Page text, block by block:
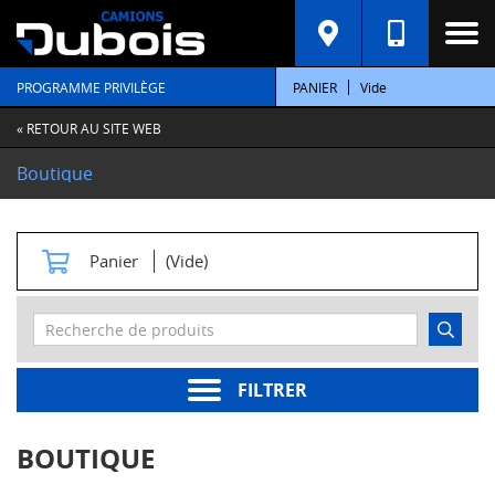
PROGRAMME PRIVILÈGE PANIER Vide
« RETOUR AU SITE WEB
Boutique
Panier (Vide)
FILTRER
C
A
T
É
G
O
R
E
S
t
e
r
moteur
BOUTIQUE